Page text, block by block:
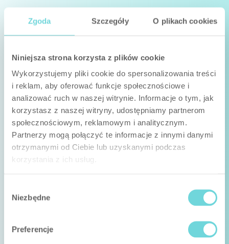
Zgoda Szczegóły O plikach cookies
Niniejsza strona korzysta z plików cookie
Wykorzystujemy pliki cookie do spersonalizowania treści
i reklam, aby oferować funkcje społecznościowe i
analizować ruch w naszej witrynie. Informacje o tym, jak
korzystasz z naszej witryny, udostępniamy partnerom
społecznościowym, reklamowym i analitycznym.
Partnerzy mogą połączyć te informacje z innymi danymi
otrzymanymi od Ciebie lub uzyskanymi podczas
korzystania z ich usług.
zgody
Niezbędne
Preferencje